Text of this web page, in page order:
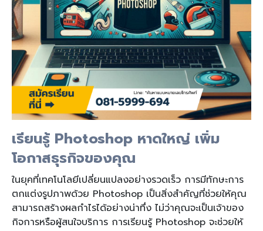
เรียนรู้ Photoshop หาดใหญ่ เพิ่ม
โอกาสธุรกิจของคุณ
ในยุคที่เทคโนโลยีเปลี่ยนแปลงอย่างรวดเร็ว การมีทักษะการ
ตกแต่งรูปภาพด้วย Photoshop เป็นสิ่งสำคัญที่ช่วยให้คุณ
สามารถสร้างผลกำไรได้อย่างน่าทึ่ง ไม่ว่าคุณจะเป็นเจ้าของ
กิจการหรือผู้สนใจบริการ การเรียนรู้ Photoshop จะช่วยให้